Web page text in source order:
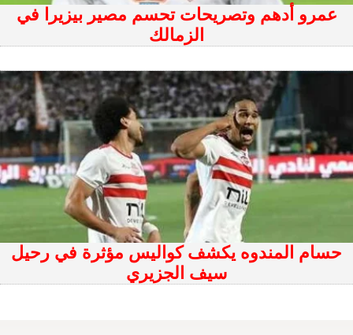
عمرو أدهم وتصريحات تحسم مصير بيزيرا في
الزمالك
حسام المندوه يكشف كواليس مؤثرة في رحيل
سيف الجزيري